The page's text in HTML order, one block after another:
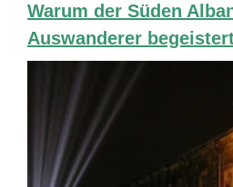
Warum der Süden
Auswanderer